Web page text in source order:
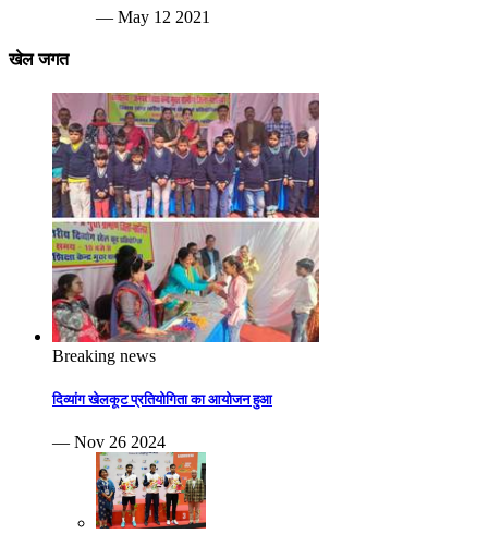
— May 12 2021
खेल जगत
Breaking news
दिव्यांग खेलकूट प्रतियोगिता का आयोजन हुआ
— Nov 26 2024